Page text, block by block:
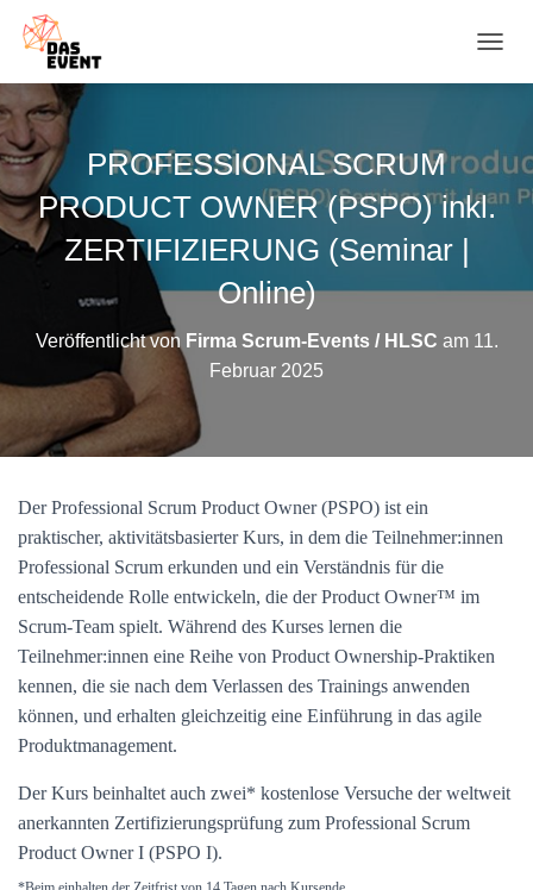
A
G
A
T
I
S
PROFESSIONAL SCRUM
PRODUCT OWNER (PSPO) inkl.
ZERTIFIZIERUNG (Seminar |
Online)
Veröffentlicht von Firma Scrum-Events / HLSC am 11.
Februar 2025
Der Professional Scrum Product Owner (PSPO) ist ein
praktischer, aktivitätsbasierter Kurs, in dem die Teilnehmer:innen
Professional Scrum erkunden und ein Verständnis für die
entscheidende Rolle entwickeln, die der Product Owner™ im
Scrum-Team spielt. Während des Kurses lernen die
Teilnehmer:innen eine Reihe von Product Ownership-Praktiken
kennen, die sie nach dem Verlassen des Trainings anwenden
können, und erhalten gleichzeitig eine Einführung in das agile
Produktmanagement.
Der Kurs beinhaltet auch zwei* kostenlose Versuche der weltweit
anerkannten Zertifizierungsprüfung zum Professional Scrum
Product Owner I (PSPO I).